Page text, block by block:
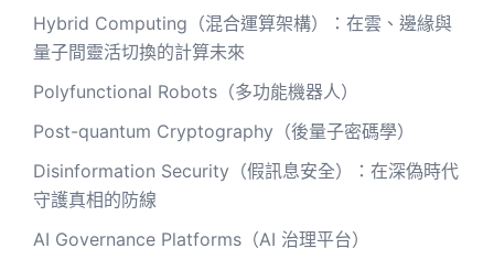
Hybrid Computing（混合運算架構）：在雲、邊緣與
量子間靈活切換的計算未來
Polyfunctional Robots（多功能機器人）
Post-quantum Cryptography（後量子密碼學）
Disinformation Security（假訊息安全）：在深偽時代
守護真相的防線
AI Governance Platforms（AI 治理平台）